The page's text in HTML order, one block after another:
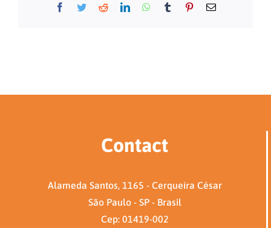
Facebook
TwitterRedditLinkedInWhatsApp
Tumblr PinterestEmail
Contact
Alameda Santos, 1165 - Cerqueira César
São Paulo - SP - Brasil
Cep: 01419-002